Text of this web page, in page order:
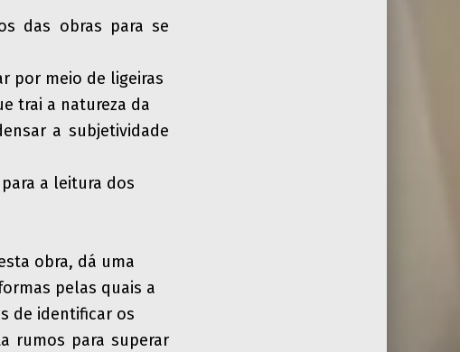
das obras para se
por meio de ligeiras
trai a natureza da
a subjetividade
a leitura dos
obra, dá uma
pelas quais a
de identificar os
rumos para superar